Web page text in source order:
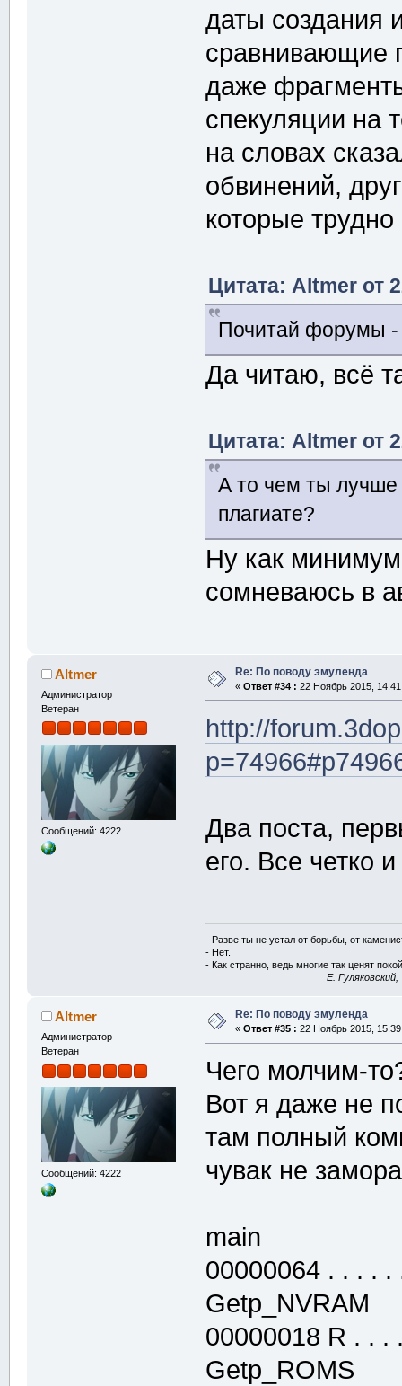
даты создания
сравнивающие
даже
спекуляции на
на словах
обвинений,
которые
Цитата: Altmer от
Почитай форумы -
Да читаю, всё
Цитата: Altmer от
А то чем ты лучше
плагиате?
Ну как
сомневаюсь в
Altmer
Администратор
Ветеран
Сообщений: 4222
Re: По поводу эмуленда
« Ответ #34 : 22 Ноябрь 2015,
http://
Два поста,
его. Все четко
- Разве ты не устал от борьбы, от
- Нет.
- Как странно, ведь многие так ценят
E.
Altmer
Администратор
Ветеран
Сообщений: 4222
Re: По поводу эмуленда
« Ответ #35 : 22 Ноябрь 2015,
Чего молчим-
Вот я даже не
там полный
чувак не
main .text
00000064 . . . . .
00000018 R . . .